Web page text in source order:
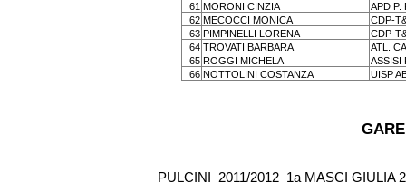
61 MORONI CINZIA
APD P.
62 MECOCCI MONICA
CDP-
63 PIMPINELLI LORENA
CDP-
64 TROVATI BARBARA
ATL.
65 ROGGI MICHELA
ASSISI
66 NOTTOLINI COSTANZA UISP
PULCINI 2011/2012 1a MASCI GIULIA